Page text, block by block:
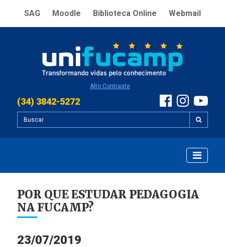
SAG Moodle Biblioteca Online Webmail
Alto Contraste
(34) 3842-5272
POR QUE ESTUDAR PEDAGOGIA
NA FUCAMP?
23/07/2019